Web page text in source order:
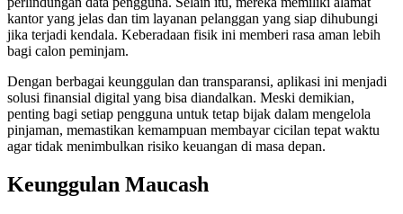
kantor yang jelas dan tim layanan pelanggan yang siap dihubungi
jika terjadi kendala. Keberadaan fisik ini memberi rasa aman lebih
bagi calon peminjam.
Dengan berbagai keunggulan dan transparansi, aplikasi ini menjadi
solusi finansial digital yang bisa diandalkan. Meski demikian,
penting bagi setiap pengguna untuk tetap bijak dalam mengelola
pinjaman, memastikan kemampuan membayar cicilan tepat waktu
agar tidak menimbulkan risiko keuangan di masa depan.
Keunggulan Maucash